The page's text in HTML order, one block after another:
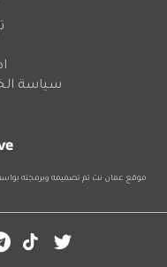
سياسة
موقع عمان نت تم تصميمه وبرمجته